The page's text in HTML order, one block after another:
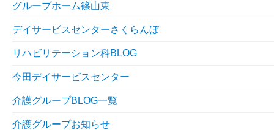
グループホーム篠山東
デイサービスセンターさくらんぼ
リハビリテーション科BLOG
今田デイサービスセンター
介護グループBLOG一覧
介護グループお知らせ